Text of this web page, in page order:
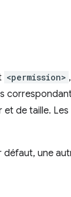
<permission>
de taille.
une